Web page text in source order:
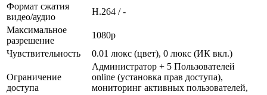
Формат сжатия
видео/аудио
H.264 / -
Максимальное
разрешение
1080p
Чувствительность
0.01 люкс (цвет), 0 люкс (ИК вкл.)
Ограничение
доступа
Администратор + 5 Пользователей
online (установка прав доступа),
мониторинг активных пользователей,